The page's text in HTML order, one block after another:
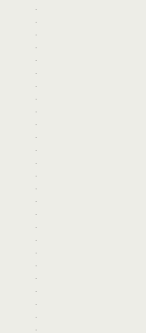
.
.
.
.
.
.
.
.
.
.
.
.
.
.
.
.
.
.
.
.
.
.
.
.
.
.